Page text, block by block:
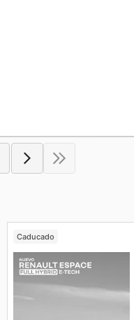
Caducado